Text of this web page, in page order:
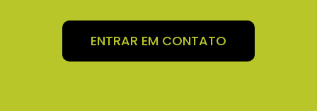
ENTRAR EM CONTATO